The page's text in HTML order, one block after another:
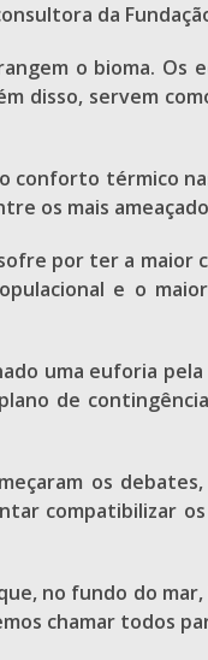
da
o bioma. Os
disso, servem
conforto térmico
os mais
por ter a maior
e o
uma euforia
de
os
compatibilizar
no fundo do
chamar todos